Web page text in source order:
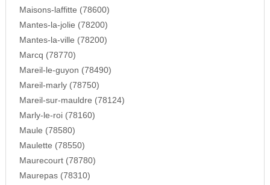
Maisons-laffitte (78600)
Mantes-la-jolie (78200)
Mantes-la-ville (78200)
Marcq (78770)
Mareil-le-guyon (78490)
Mareil-marly (78750)
Mareil-sur-mauldre (78124)
Marly-le-roi (78160)
Maule (78580)
Maulette (78550)
Maurecourt (78780)
Maurepas (78310)